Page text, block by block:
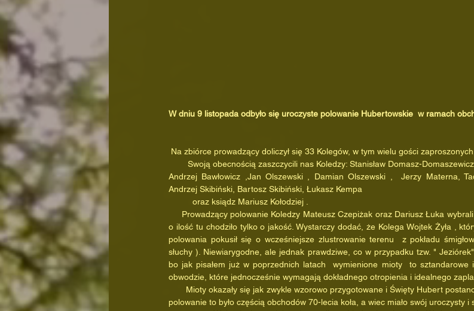
W dniu 9 listopada odbyło się uroczyste polowanie Hubertowskie  w ramach
Na zbiórce prowadzący doliczył się 33 Kolegów, w tym wielu gości zaproszonych.
        Swoją obecnością zaszczycili nas Koledzy: Stanisław Domasz-Domaszewicz,
Andrzej Bawłowicz ,Jan Olszewski , Damian Olszewski ,  Jerzy Materna,
Andrzej Skibiński, Bartosz Skibiński, Łukasz Kempa
          oraz ksiądz Mariusz Kołodziej .
o ilość tu chodziło tylko o jakość. Wystarczy dodać, że Kolega Wojtek Żyła ,
polowania pokusił się o wcześniejsze zlustrowanie terenu  z pokładu
słuchy ). Niewiarygodne, ale jednak prawdziwe, co w przypadku tzw. "
bo jak pisałem już w poprzednich latach  wymienione mioty  to sztandarowe
obwodzie, które jednocześnie wymagają dokładnego otropienia i idealnego
polowanie to było częścią obchodów 70-lecia koła, a wiec miało swój uroczysty i